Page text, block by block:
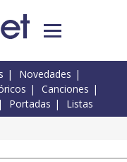
Novedades
Canciones
Portadas Listas